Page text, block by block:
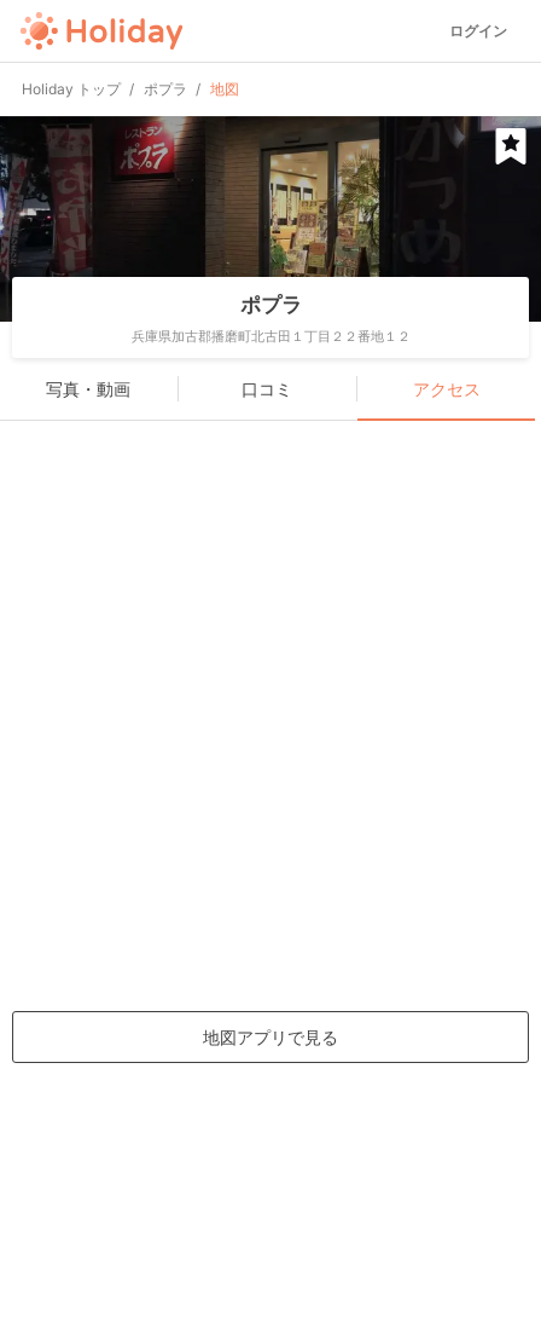
ログイン
Holiday トップ ポプラ 地図
ポプラ
兵庫県加古郡播磨町北古田１丁目２２番地１２
写真・動画 口コミ アクセス
地図アプリで見る